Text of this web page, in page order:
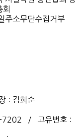
회
주소무단수집거부
: 김희순
7202 / 고유번호 :